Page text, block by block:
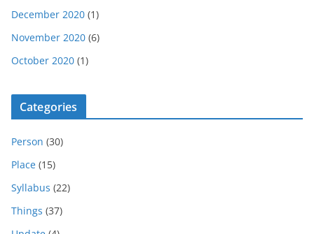
December 2020 (1)
November 2020 (6)
October 2020 (1)
Categories
Person (30)
Place (15)
Syllabus (22)
Things (37)